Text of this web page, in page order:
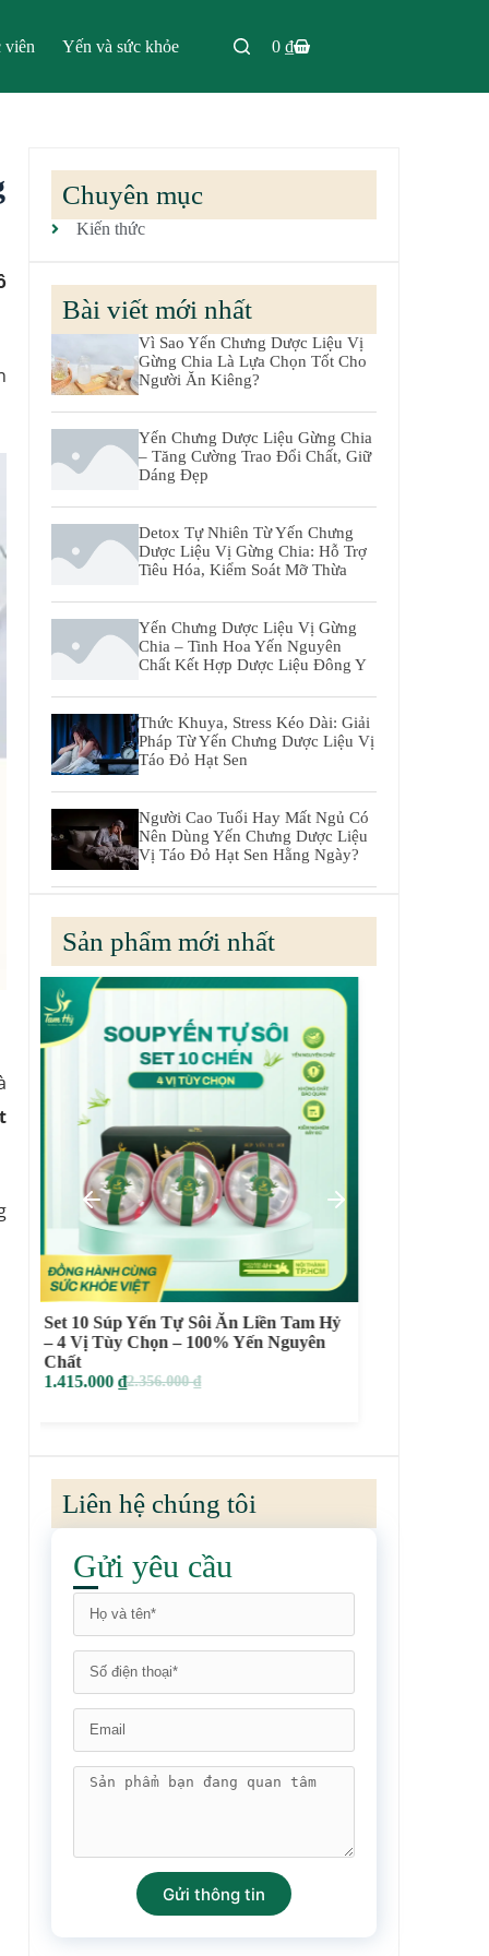
viên Yến và sức khỏe 0 ₫
Chuyên mục
Kiến thức
Bài viết mới nhất
Vì Sao Yến Chưng Dược Liệu Vị
Gừng Chia Là Lựa Chọn Tốt Cho
Người Ăn Kiêng?
Yến Chưng Dược Liệu Gừng Chia
– Tăng Cường Trao Đổi Chất, Giữ
Dáng Đẹp
Detox Tự Nhiên Từ Yến Chưng
Dược Liệu Vị Gừng Chia: Hỗ Trợ
Tiêu Hóa, Kiểm Soát Mỡ Thừa
Yến Chưng Dược Liệu Vị Gừng
Chia – Tinh Hoa Yến Nguyên
Chất Kết Hợp Dược Liệu Đông Y
Thức Khuya, Stress Kéo Dài: Giải
Pháp Từ Yến Chưng Dược Liệu Vị
Táo Đỏ Hạt Sen
Người Cao Tuổi Hay Mất Ngủ Có
Nên Dùng Yến Chưng Dược Liệu
Vị Táo Đỏ Hạt Sen Hằng Ngày?
Sản phẩm mới nhất
Set 3 Súp Yến Tự Sôi Ăn Liền Tam Hỷ –
4 Vị Tùy Chọn – 100% Yến Nguyên
Chất
779.000₫
469.000₫
Liên hệ chúng tôi
Gửi yêu cầu
Gửi thông tin